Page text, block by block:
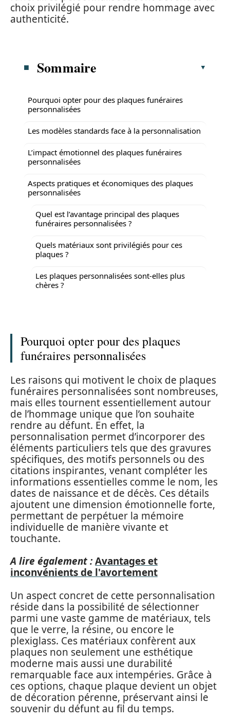
choix privilégié pour rendre hommage avec
authenticité.
Sommaire
Pourquoi opter pour des plaques funéraires
personnalisées
Les modèles standards face à la personnalisation
L’impact émotionnel des plaques funéraires
personnalisées
Aspects pratiques et économiques des plaques
personnalisées
Quel est l’avantage principal des plaques
funéraires personnalisées ?
Quels matériaux sont privilégiés pour ces
plaques ?
Les plaques personnalisées sont-elles plus
chères ?
Pourquoi opter pour des plaques
funéraires personnalisées
Les raisons qui motivent le choix de plaques
funéraires personnalisées sont nombreuses,
mais elles tournent essentiellement autour
de l’hommage unique que l’on souhaite
rendre au défunt. En effet, la
personnalisation permet d’incorporer des
éléments particuliers tels que des gravures
spécifiques, des motifs personnels ou des
citations inspirantes, venant compléter les
informations essentielles comme le nom, les
dates de naissance et de décès. Ces détails
ajoutent une dimension émotionnelle forte,
permettant de perpétuer la mémoire
individuelle de manière vivante et
touchante.
A lire également :Avantages et
inconvénients de l'avortement
Un aspect concret de cette personnalisation
réside dans la possibilité de sélectionner
parmi une vaste gamme de matériaux, tels
que le verre, la résine, ou encore le
plexiglass. Ces matériaux confèrent aux
plaques non seulement une esthétique
moderne mais aussi une durabilité
remarquable face aux intempéries. Grâce à
ces options, chaque plaque devient un objet
de décoration pérenne, préservant ainsi le
souvenir du défunt au fil du temps.